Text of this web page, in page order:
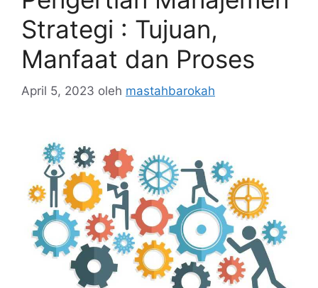
Strategi : Tujuan,
Manfaat dan Proses
April 5, 2023 oleh mastahbarokah